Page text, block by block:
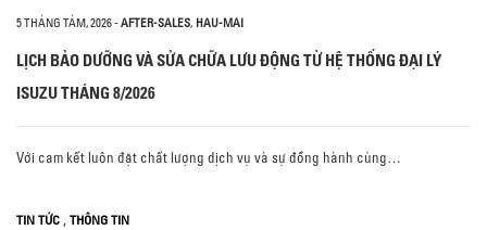
5 THÁNG TÁM, 2026- AFTER-SALES, HAU-MAI
LỊCH BẢO DƯỠNG VÀ SỬA CHỮA LƯU ĐỘNG TỪ HỆ THỐNG ĐẠI LÝ
ISUZU THÁNG 8/2026
Với cam kết luôn đặt chất lượng dịch vụ và sự đồng hành cùng…
TIN TỨC , THÔNG TIN